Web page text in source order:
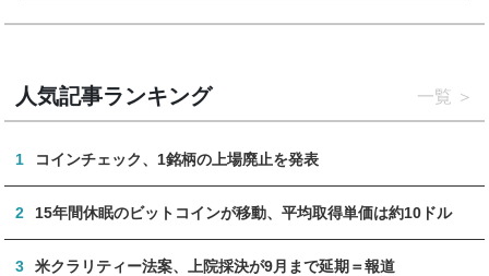
人気記事ランキング 一覧
1 コインチェック、1銘柄の上場廃止を発表
2 15年間休眠のビットコインが移動、平均取得単価は約10ドル
3 米クラリティー法案、上院採決が9月まで延期＝報道